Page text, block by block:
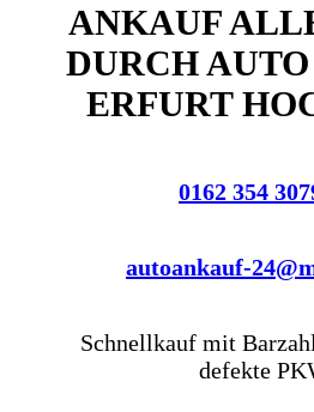
ANKAUF
DURCH
ERFURT
0162 354
autoankauf-
Schnellkauf mit
defekte